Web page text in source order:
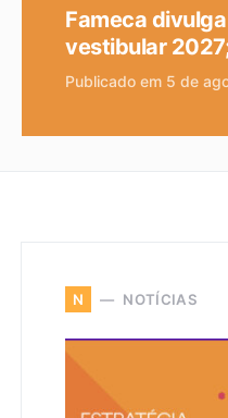
Fameca
vestibular
Publicado em 5 de
N NOTÍCIAS